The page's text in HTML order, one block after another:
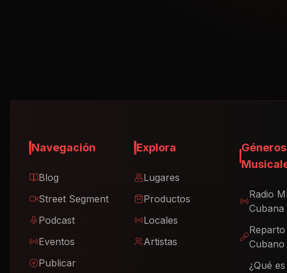
Navegación
Blog
Street Segment
Podcast
Eventos
Publicar
Explora
Lugares
Productos
Locales
Artistas
Géneros
Radio
Cubana
Reparto
Cubano
¿Qué